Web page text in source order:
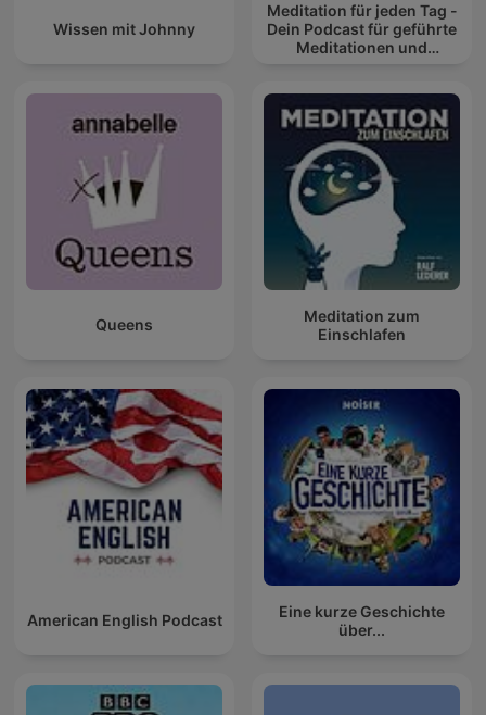
Wissen mit Johnny
Meditation für jeden Tag -
Dein Podcast für geführte
Meditationen und
Queens
Meditation zum
Einschlafen
American English Podcast
Eine kurze Geschichte
über...